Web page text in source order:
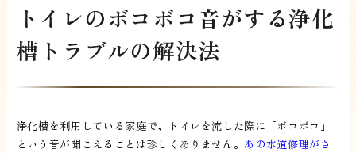
トイレのボコボコ音がする浄化
槽トラブルの解決法
浄化槽を利用している家庭で、トイレを流した際に「ボコボコ」
という音が聞こえることは珍しくありません。 あの水道修理がさ